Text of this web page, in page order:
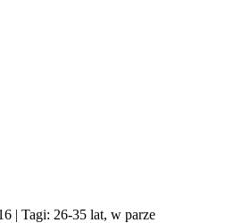
| Tagi: 26-35 lat, w parze